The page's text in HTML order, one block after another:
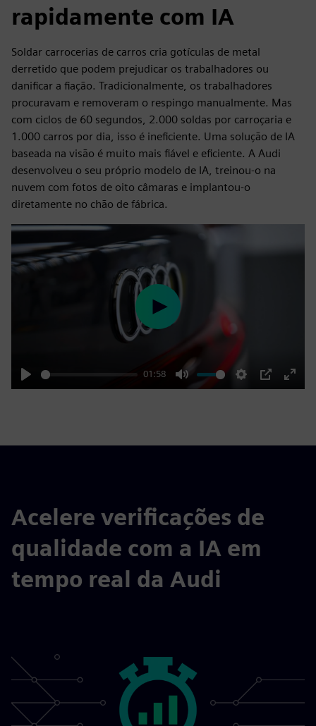
rapidamente com IA
Soldar carrocerias de carros cria gotículas de metal
derretido que podem prejudicar os trabalhadores ou
danificar a fiação. Tradicionalmente, os trabalhadores
procuravam e removeram o respingo manualmente. Mas
com ciclos de 60 segundos, 2.000 soldas por carroçaria e
1.000 carros por dia, isso é ineficiente. Uma solução de IA
baseada na visão é muito mais fiável e eficiente. A Audi
desenvolveu o seu próprio modelo de IA, treinou-o na
nuvem com fotos de oito câmaras e implantou-o
diretamente no chão de fábrica.
Play
01:58
Mute Settings
PIP
Enter
Play
Acelere verificações de
qualidade com a IA em
tempo real da Audi